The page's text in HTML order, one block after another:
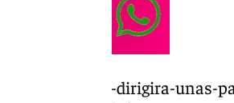
el-obispo-dirigira-unas-